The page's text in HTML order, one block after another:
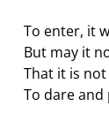
To enter, it
But may it
That it is not
To dare